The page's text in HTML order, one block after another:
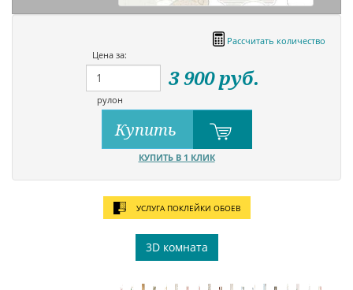
Рассчитать количество
Цена за:
рулон
3 900руб.
Купить
КУПИТЬ В 1 КЛИК
УСЛУГА ПОКЛЕЙКИ ОБОЕВ
3D комната